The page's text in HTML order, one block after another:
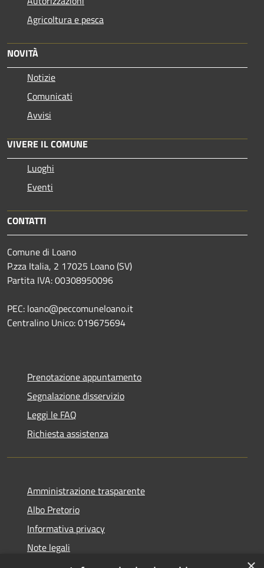
Agricoltura e pesca
NOVITÀ
Notizie
Comunicati
Avvisi
VIVERE IL COMUNE
Luoghi
Eventi
CONTATTI
Comune di Loano
P.zza Italia, 2 17025 Loano (SV)
Partita IVA: 00308950096
PEC: loano@peccomuneloano.it
Centralino Unico: 019675694
Prenotazione appuntamento
Segnalazione disservizio
Leggi le FAQ
Richiesta assistenza
Amministrazione trasparente
Albo Pretorio
Informativa privacy
Note legali